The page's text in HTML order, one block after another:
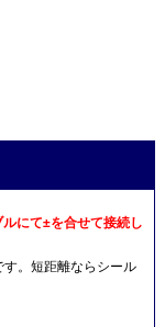
にて±を合せて接続し
。短距離ならシール